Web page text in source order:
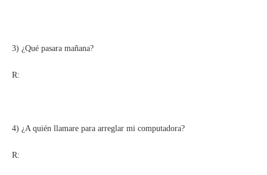
3) ¿Qué pasara mañana?
R:
4) ¿A quién llamare para arreglar mi computadora?
R: